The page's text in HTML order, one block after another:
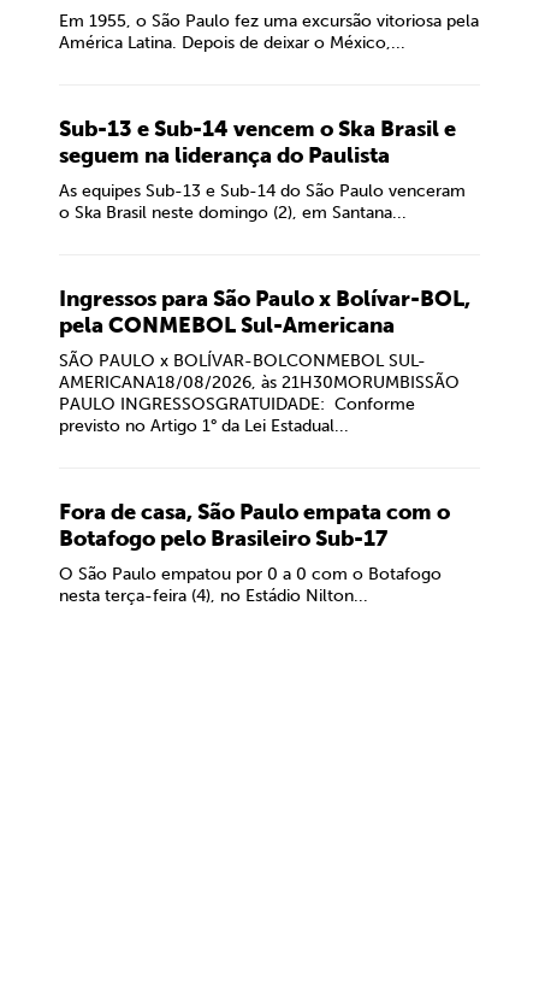
Em 1955, o São Paulo fez uma excursão vitoriosa pela
América Latina. Depois de deixar o México,...
Sub-13 e Sub-14 vencem o Ska Brasil e
seguem na liderança do Paulista
As equipes Sub-13 e Sub-14 do São Paulo venceram
o Ska Brasil neste domingo (2), em Santana...
Ingressos para São Paulo x Bolívar-BOL,
pela CONMEBOL Sul-Americana
SÃO PAULO x BOLÍVAR-BOLCONMEBOL SUL-
AMERICANA18/08/2026, às 21H30MORUMBISSÃO
PAULO INGRESSOSGRATUIDADE: Conforme
previsto no Artigo 1° da Lei Estadual...
Fora de casa, São Paulo empata com o
Botafogo pelo Brasileiro Sub-17
O São Paulo empatou por 0 a 0 com o Botafogo
nesta terça-feira (4), no Estádio Nilton...